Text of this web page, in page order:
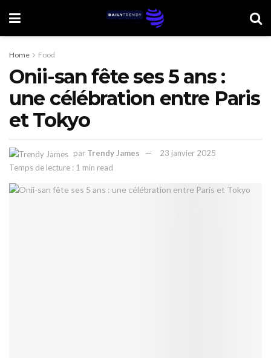
Home Food
Onii-san fête ses 5 ans :
une célébration entre Paris
et Tokyo
par Trendy James
23 janvier 2025
Temps de lecture : 1 min read